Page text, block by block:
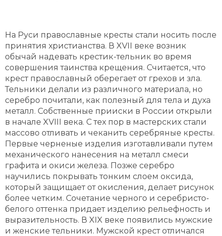
На Руси православные кресты стали носить после
принятия христианства. В XVII веке возник
обычай надевать крестик-тельник во время
совершения таинства крещения. Считается, что
крест православный оберегает от грехов и зла.
Тельники делали из различного материала, но
серебро почитали, как полезный для тела и духа
металл. Собственные прииски в России открыли
в начале XVIII века. С тех пор в мастерских стали
массово отливать и чеканить серебряные кресты.
Первые черненые изделия изготавливали путем
механического нанесения на металл смеси
графита и окиси железа. Позже серебро
научились покрывать тонким слоем оксида,
который защищает от окисления, делает рисунок
более четким. Сочетание черного и серебристо-
белого оттенка придает изделию рельефность и
выразительность. В XIX веке появились мужские
и женские тельники. Мужской крест отличался